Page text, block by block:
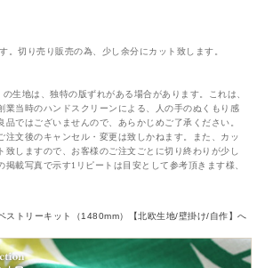
。切り売り販売の為、少し余分にカット致します。
生地は、独特の版ずれがある場合があります。これは、
業当時のハンドスクリーンによる、人の手のぬくもり感
品ではございませんので、あらかじめご了承ください。
文後のキャンセル・変更は致しかねます。また、カッ
致しますので、お客様のご注文ごとに切り終わりが少し
載写真で示す1リピートは目安として参考頂きます様、